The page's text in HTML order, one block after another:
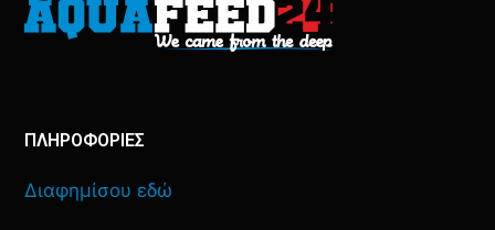
ΠΛΗΡΟΦΟΡΙΕΣ
Διαφημίσου εδώ